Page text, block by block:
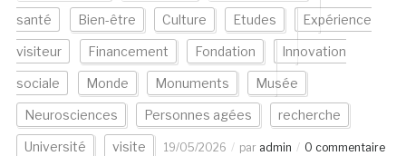
santé Bien-être Culture Etudes Expérience
visiteur Financement Fondation Innovation
sociale Monde Monuments Musée
Neurosciences Personnes agées recherche
Université visite 19/05/2026 par admin 0 commentaire